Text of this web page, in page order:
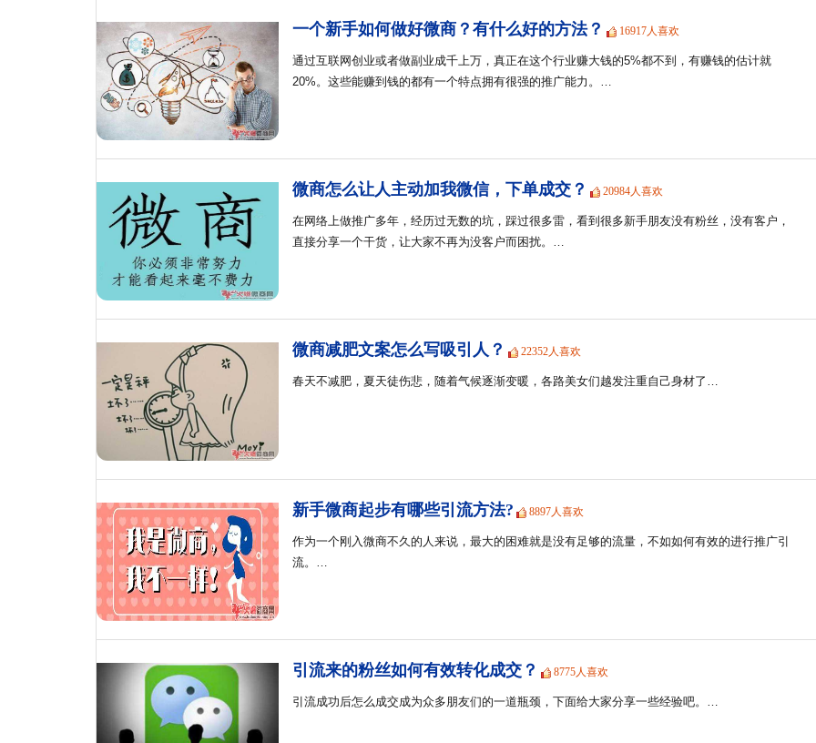
一个新手如何做好微商？有什么好的方法？ 16917人喜欢
通过互联网创业或者做副业成千上万，真正在这个行业赚大钱的5%都不到，有赚钱的估计就
20%。这些能赚到钱的都有一个特点拥有很强的推广能力。…
微商怎么让人主动加我微信，下单成交？ 20984人喜欢
在网络上做推广多年，经历过无数的坑，踩过很多雷，看到很多新手朋友没有粉丝，没有客户，
直接分享一个干货，让大家不再为没客户而困扰。…
微商减肥文案怎么写吸引人？ 22352人喜欢
春天不减肥，夏天徒伤悲，随着气候逐渐变暖，各路美女们越发注重自己身材了…
新手微商起步有哪些引流方法? 8897人喜欢
作为一个刚入微商不久的人来说，最大的困难就是没有足够的流量，不如如何有效的进行推广引
流。…
引流来的粉丝如何有效转化成交？ 8775人喜欢
引流成功后怎么成交成为众多朋友们的一道瓶颈，下面给大家分享一些经验吧。…